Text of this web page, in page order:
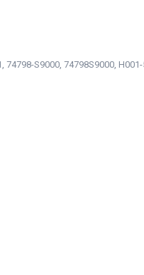
74798-S9000, 74798S9000,